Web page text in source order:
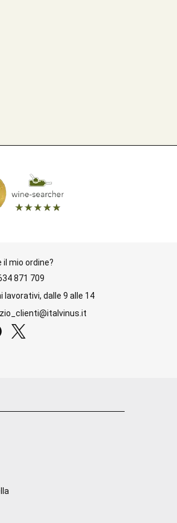
il mio ordine?
871 709
lavorativi, dalle 9 alle 14